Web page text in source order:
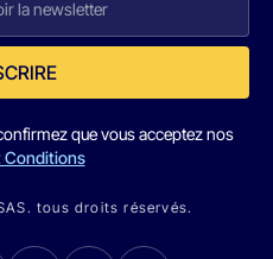
que vous acceptez nos
Conditions
tous droits réservés.